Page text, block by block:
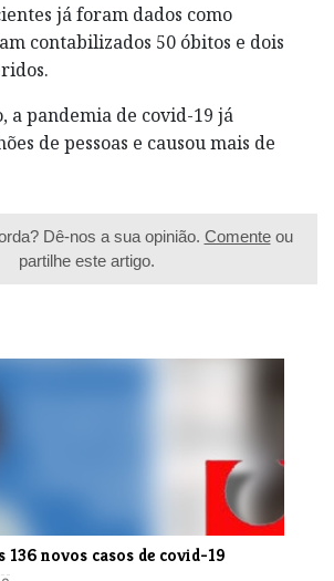
já foram dados como
contabilizados 50 óbitos e dois
a pandemia de covid-19 já
de pessoas e causou mais de
Dê-nos a sua opinião. Comenteou
partilhe este artigo.
136 novos casos de covid-19